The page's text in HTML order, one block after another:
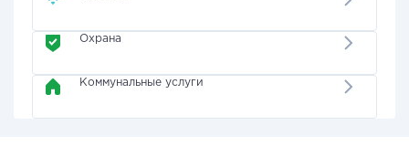
Охрана
Коммунальные услуги